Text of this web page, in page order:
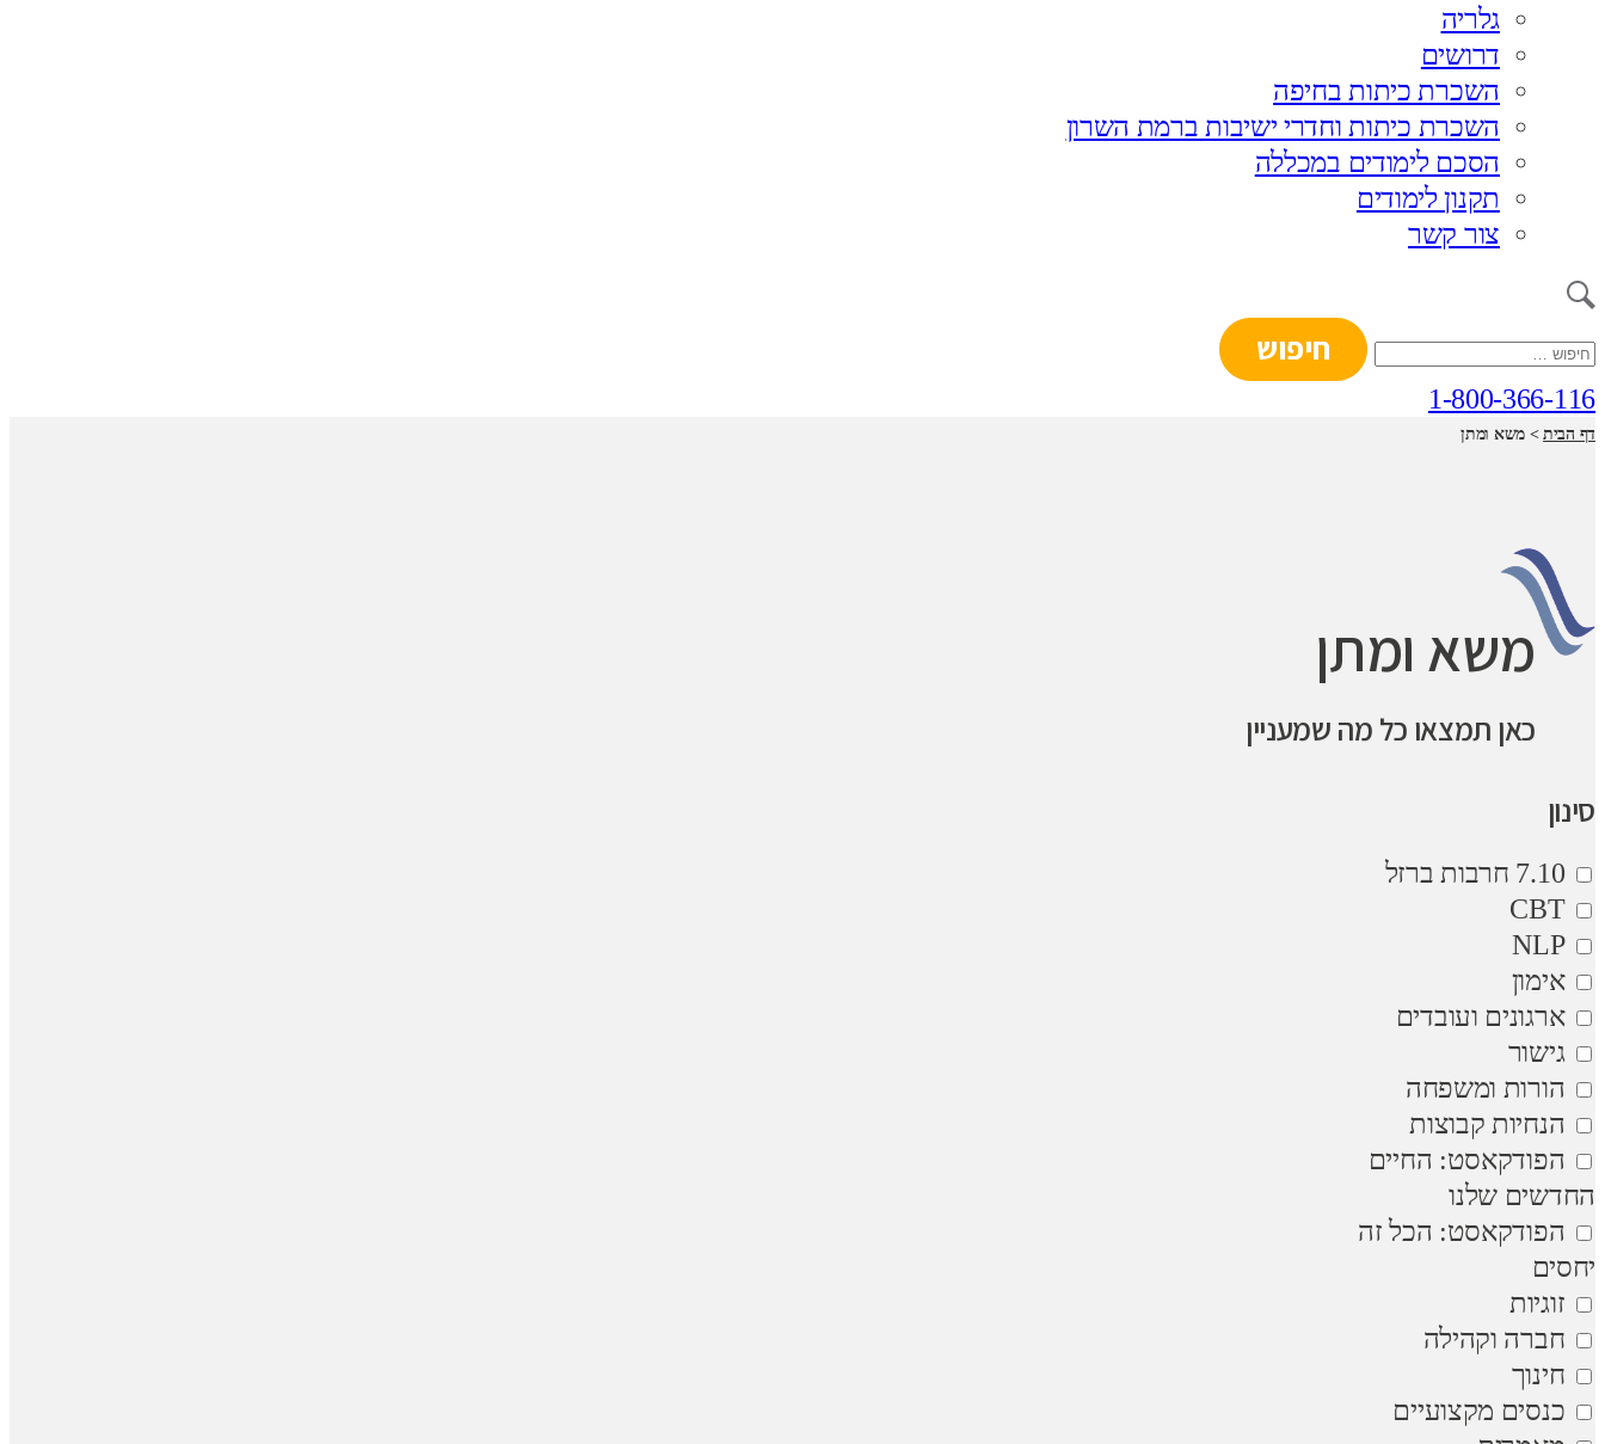
גלריה
דרושים
השכרת כיתות בחיפה
השכרת כיתות וחדרי ישיבות ברמת השרון
הסכם לימודים במכללה
תקנון לימודים
צור קשר
חיפוש:
1-800-366-116
דף הבית>משא ומתן
משא ומתן
כאן תמצאו כל מה שמעניין
סינון
7.10 חרבות ברזל
CBT
NLP
אימון
ארגונים ועובדים
גישור
הורות ומשפחה
הנחיות קבוצות
הפודקאסט: החיים
החדשים שלנו
הפודקאסט: הכל זה
יחסים
זוגיות
חברה וקהילה
חינוך
כנסים מקצועיים